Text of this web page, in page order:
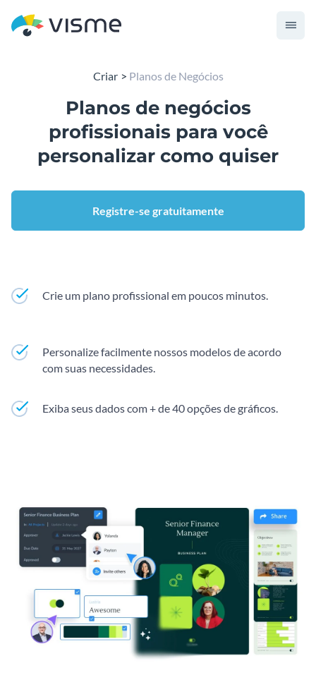
Criar Planos de Negócios
Planos de negócios
profissionais para você
personalizar como quiser
Registre-se gratuitamente
Crie um plano profissional em poucos minutos.
Personalize facilmente nossos modelos de acordo
com suas necessidades.
Exiba seus dados com + de 40 opções de gráficos.